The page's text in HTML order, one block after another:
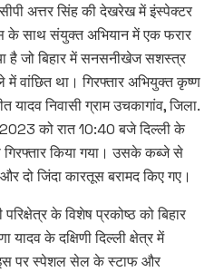
अत्तर सिंह की देखरेख में इंस्पेक्टर
के साथ संयुक्त अभियान में एक फरार
है जो बिहार में सनसनीखेज सशस्त्र
वांछित था। गिरफ्तार अभियुक्त कृष्ण
यादव निवासी ग्राम उचकागांव, जिला.
को रात 10:40 बजे दिल्ली के
गिरफ्तार किया गया। उसके कब्जे से
दो जिंदा कारतूस बरामद किए गए।
परिक्षेत्र के विशेष प्रकोष्ठ को बिहार
के दक्षिणी दिल्ली क्षेत्र में
इस पर स्पेशल सेल के स्टाफ और